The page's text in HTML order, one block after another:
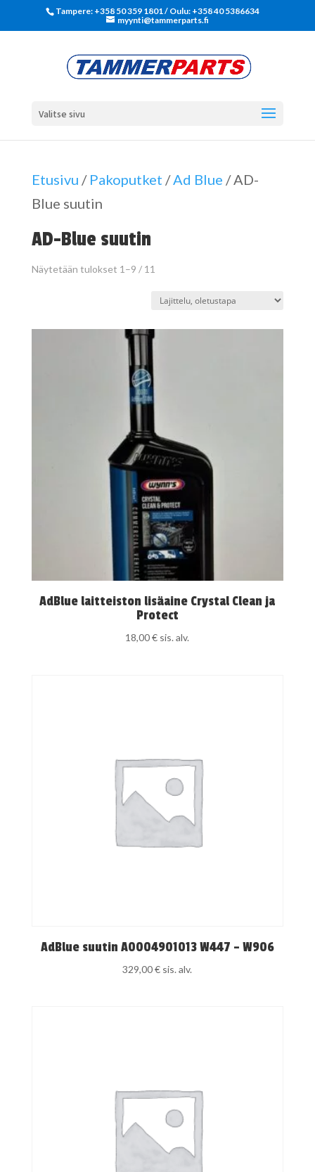
Tampere: +358 50 359 1801‬ / Oulu: +358 40 5386634
myynti@tammerparts.fi
Valitse sivu
Etusivu / Pakoputket /Ad Blue / AD-
Blue suutin
AD-Blue suutin
Näytetään tulokset 1–9 / 11
AdBlue laitteiston lisäaine Crystal Clean ja
Protect
18,00€ sis. alv.
AdBlue suutin A0004901013 W447 – W906
329,00€ sis. alv.